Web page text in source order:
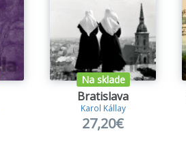
Na sklade
Bratislava
Karol Kállay
27,20€